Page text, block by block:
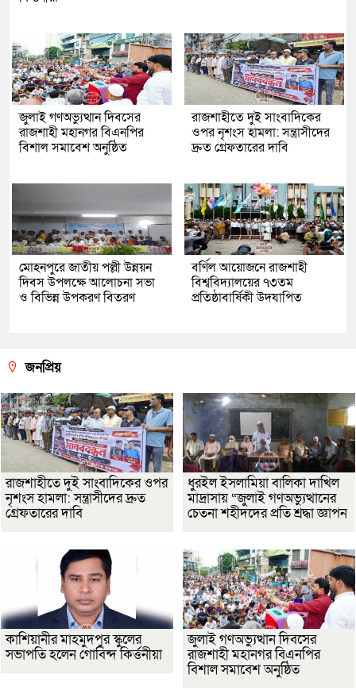
জুলাই গণঅভ্যুত্থান দিবসের
রাজশাহী মহানগর বিএনপির
বিশাল সমাবেশ অনুষ্ঠিত
রাজশাহীতে দুই সাংবাদিকের
ওপর নৃশংস হামলা: সন্ত্রাসীদের
দ্রুত গ্রেফতারের দাবি
মোহনপুরে জাতীয় পল্লী উন্নয়ন
দিবস উপলক্ষে আলোচনা সভা
ও বিভিন্ন উপকরণ বিতরণ
বর্ণিল আয়োজনে রাজশাহী
বিশ্ববিদ্যালয়ের ৭৩তম
প্রতিষ্ঠাবার্ষিকী উদযাপিত
জনপ্রিয়
রাজশাহীতে দুই সাংবাদিকের ওপর
নৃশংস হামলা: সন্ত্রাসীদের দ্রুত
গ্রেফতারের দাবি
ধুরইল ইসলামিয়া বালিকা দাখিল
মাদ্রাসায় “জুলাই গণঅভ্যুত্থানের
চেতনা শহীদদের প্রতি শ্রদ্ধা জ্ঞাপন
কাশিয়ানীর মাহমুদপুর স্কুলের
সভাপতি হলেন গোবিন্দ কির্ত্তনীয়া
জুলাই গণঅভ্যুত্থান দিবসের
রাজশাহী মহানগর বিএনপির
বিশাল সমাবেশ অনুষ্ঠিত